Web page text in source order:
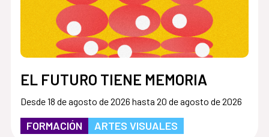
EL FUTURO TIENE MEMORIA
Desde 18 de agosto de 2026 hasta 20 de agosto de 2026
FORMACIÓN ARTES VISUALES